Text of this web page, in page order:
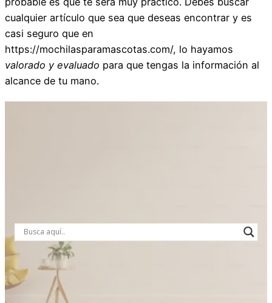
cualquier artículo que sea que deseas encontrar y es
casi seguro que en
https://mochilasparamascotas.com/, lo hayamos
valorado y evaluado para que tengas la información al
alcance de tu mano.